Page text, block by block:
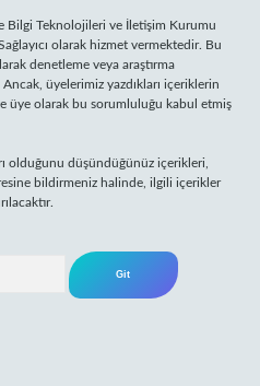
Bilgi Teknolojileri ve İletişim Kurumu
olarak hizmet vermektedir. Bu
denetleme veya araştırma
üyelerimiz yazdıkları içeriklerin
üye olarak bu sorumluluğu kabul etmiş
olduğunu düşündüğünüz içerikleri,
bildirmeniz halinde, ilgili içerikler